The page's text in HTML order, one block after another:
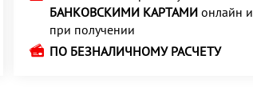
БАНКОВСКИМИ КАРТАМИ онлайн и
при получении
ПО БЕЗНАЛИЧНОМУ РАСЧЕТУ